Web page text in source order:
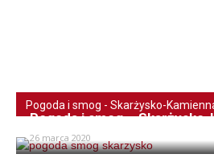
Pogoda i smog - Skarżysko-
Pogoda i smog – Skarżysko-
26 marca 2020